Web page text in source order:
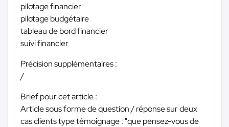
pilotage financier
pilotage budgétaire
tableau de bord financier
suivi financier
Précision supplémentaires :
/
Brief pour cet article :
Article sous forme de question / réponse sur deux
cas clients type témoignage : "que pensez-vous de